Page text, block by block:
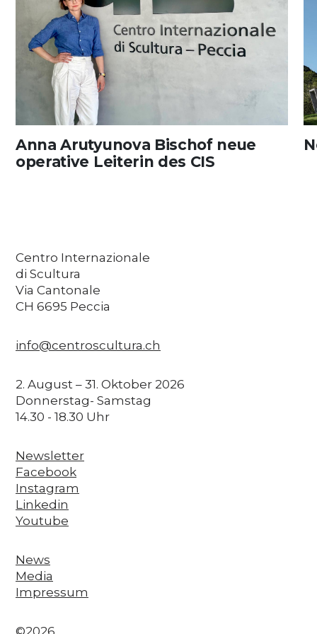
Anna Arutyunova Bischof neue
operative Leiterin des CIS
Centro Internazionale
di Scultura
Via Cantonale
CH 6695 Peccia
info@centroscultura.ch
2. August – 31. Oktober 2026
Donnerstag- Samstag
14.30 - 18.30 Uhr
Newsletter
Facebook
Instagram
Linkedin
Youtube
News
Media
Impressum
©2026